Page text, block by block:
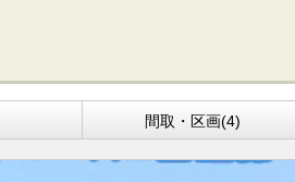
間取・区画(4)